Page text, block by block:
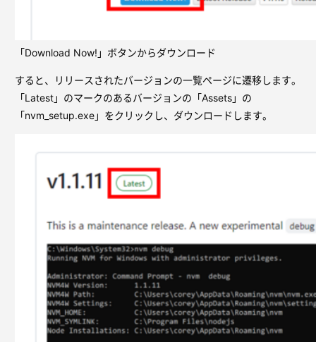
「Download Now!」ボタンからダウンロード
すると、リリースされたバージョンの一覧ページに遷移します。
「Latest」のマークのあるバージョンの「Assets」の
「nvm_setup.exe」をクリックし、ダウンロードします。